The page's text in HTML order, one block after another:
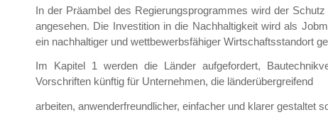
In der Präambel des Regierungsprogrammes wird der
angesehen. Die Investition in die Nachhaltigkeit wird als
ein nachhaltiger und wettbewerbsfähiger Wirtschaftsstandort
Im Kapitel 1 werden die Länder aufgefordert,
Vorschriften künftig für Unternehmen, die länderübergreifend
arbeiten, anwenderfreundlicher, einfacher und klarer gestaltet